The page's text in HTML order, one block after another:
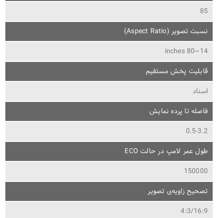
85
نسبت تصویر (Aspect Ratio)
14~80 inches
قابلیت پخش مستقیم
اسناد
فاصله تا پرده نمایش
0.5-3.2
طول عمر لامپ در حالت ECO
150000
تصحیح زاویه‌ی تصویر
4:3/16:9